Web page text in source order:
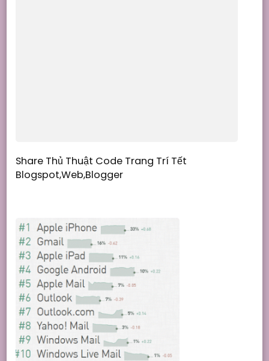
Share Thủ Thuật Code Trang Trí Tết
Blogspot,Web,Blogger